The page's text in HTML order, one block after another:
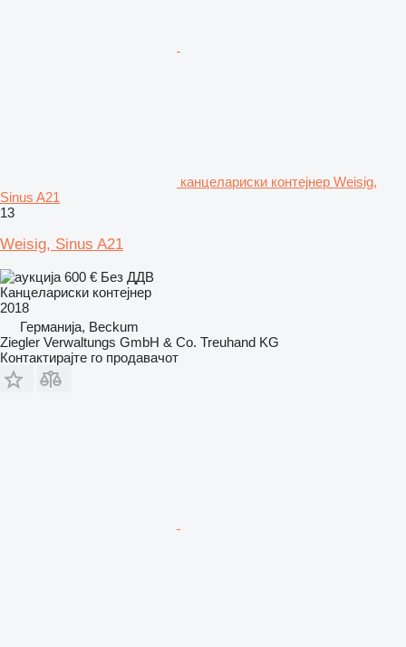
канцелариски контејнер Weisig,
Sinus A21
13
Weisig, Sinus A21
600 € Без ДДВ
Канцелариски контејнер
2018
Германија, Beckum
Ziegler Verwaltungs GmbH & Co. Treuhand KG
Контактирајте го продавачот